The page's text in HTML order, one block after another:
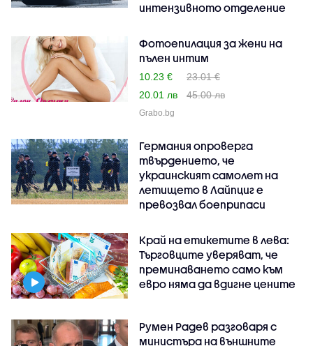
интензивното отделение
Фотоепилация за жени на
пълен интим
10.23 €
23.01 €
20.01 лв
45.00 лв
Grabo.bg
Германия опроверга
твърдението, че
украинският самолет на
летището в Лайпциг е
превозвал боеприпаси
Край на етикетите в лева:
Търговците уверяват, че
преминаването само към
евро няма да вдигне цените
Румен Радев разговаря с
министъра на външните